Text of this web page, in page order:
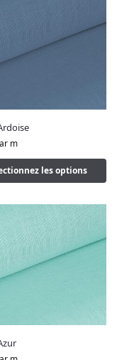
m
les options